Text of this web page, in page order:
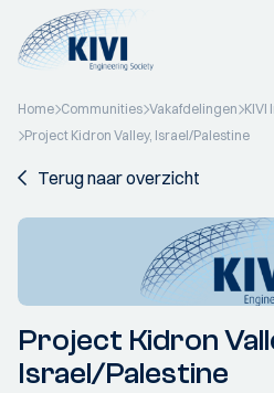
Home Communities Vakafdelingen KIVI
Project Kidron Valley, Israel/Palestine
Terug naar overzicht
Project Kidron
Israel/Palestine